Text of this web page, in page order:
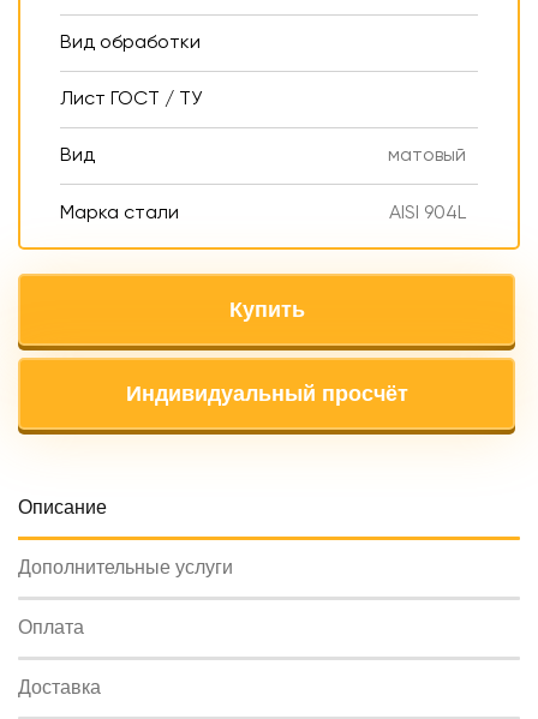
Вид обработки
Лист ГОСТ / ТУ
Вид матовый
Марка стали AISI 904L
Купить
Индивидуальный просчёт
Oписание
Дополнительные услуги
Оплата
Доставка